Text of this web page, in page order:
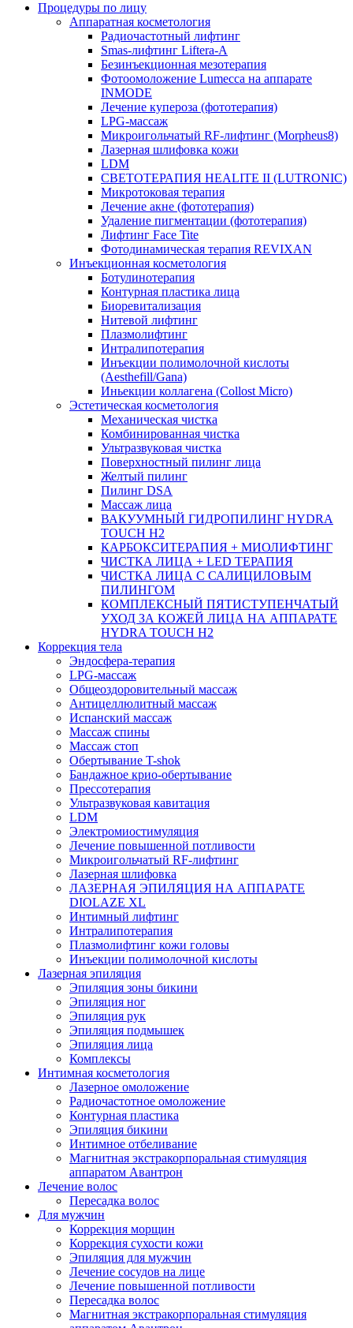
Процедуры по лицу
Аппаратная косметология
Радиочастотный лифтинг
Smas-лифтинг Liftera-A
Безинъекционная мезотерапия
Фотоомоложение Lumecca на аппарате
INMODE
Лечение купероза (фототерапия)
LPG-массаж
Микроигольчатый RF-лифтинг (Morpheus8)
Лазерная шлифовка кожи
LDM
СВЕТОТЕРАПИЯ HEALITE II (LUTRONIC)
Микротоковая терапия
Лечение акне (фототерапия)
Удаление пигментации (фототерапия)
Лифтинг Face Tite
Фотодинамическая терапия REVIXAN
Инъекционная косметология
Ботулинотерапия
Контурная пластика лица
Биоревитализация
Нитевой лифтинг
Плазмолифтинг
Интралипотерапия
Инъекции полимолочной кислоты
(Aesthefill/Gana)
Иньекции коллагена (Collost Micro)
Эстетическая косметология
Механическая чистка
Комбинированная чистка
Ультразвуковая чистка
Поверхностный пилинг лица
Желтый пилинг
Пилинг DSA
Массаж лица
ВАКУУМНЫЙ ГИДРОПИЛИНГ HYDRA
TOUCH H2
КАРБОКСИТЕРАПИЯ + МИОЛИФТИНГ
ЧИСТКА ЛИЦА + LED ТЕРАПИЯ
ЧИСТКА ЛИЦА С САЛИЦИЛОВЫМ
ПИЛИНГОМ
КОМПЛЕКСНЫЙ ПЯТИСТУПЕНЧАТЫЙ
УХОД ЗА КОЖЕЙ ЛИЦА НА АППАРАТЕ
HYDRA TOUCH H2
Коррекция тела
Эндосфера-терапия
LPG-массаж
Общеоздоровительный массаж
Антицеллюлитный массаж
Испанский массаж
Массаж спины
Массаж стоп
Обертывание T-shok
Бандажное крио-обертывание
Прессотерапия
Ультразвуковая кавитация
LDM
Электромиостимуляция
Лечение повышенной потливости
Микроигольчатый RF-лифтинг
Лазерная шлифовка
ЛАЗЕРНАЯ ЭПИЛЯЦИЯ НА АППАРАТЕ
DIOLAZE XL
Интимный лифтинг
Интралипотерапия
Плазмолифтинг кожи головы
Инъекции полимолочной кислоты
Лазерная эпиляция
Эпиляция зоны бикини
Эпиляция ног
Эпиляция рук
Эпиляция подмышек
Эпиляция лица
Комплексы
Интимная косметология
Лазерное омоложение
Радиочастотное омоложение
Контурная пластика
Эпиляция бикини
Интимное отбеливание
Магнитная экстракорпоральная стимуляция
аппаратом Авантрон
Лечение волос
Пересадка волос
Для мужчин
Коррекция морщин
Коррекция сухости кожи
Эпиляция для мужчин
Лечение сосудов на лице
Лечение повышенной потливости
Пересадка волос
Магнитная экстракорпоральная стимуляция